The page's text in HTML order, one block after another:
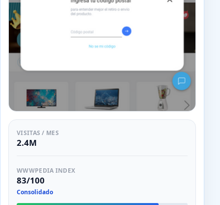
VISITAS / MES
2.4M
WWWPEDIA INDEX
83/100
Consolidado